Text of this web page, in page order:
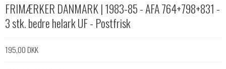
FRIMÆRKER DANMARK | 1983-85 - AFA 764+798+831 -
3 stk. bedre helark UF - Postfrisk
195,00 DKK